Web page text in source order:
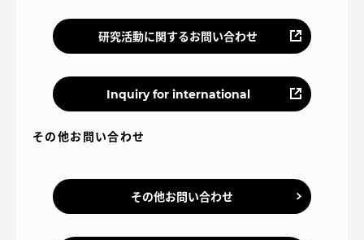
研究活動に関するお問い合わせ
Inquiry for international
その他お問い合わせ
その他お問い合わせ